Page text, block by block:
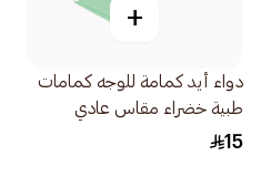
+
دواء أيد كمامة للوجه كمامات
طبية خضراء مقاس عادي
50قطعة
15